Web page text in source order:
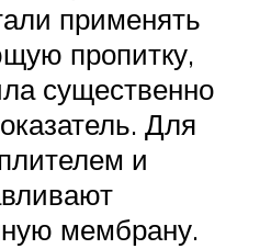
применять
пропитку,
существенно
Для
и
мембрану.